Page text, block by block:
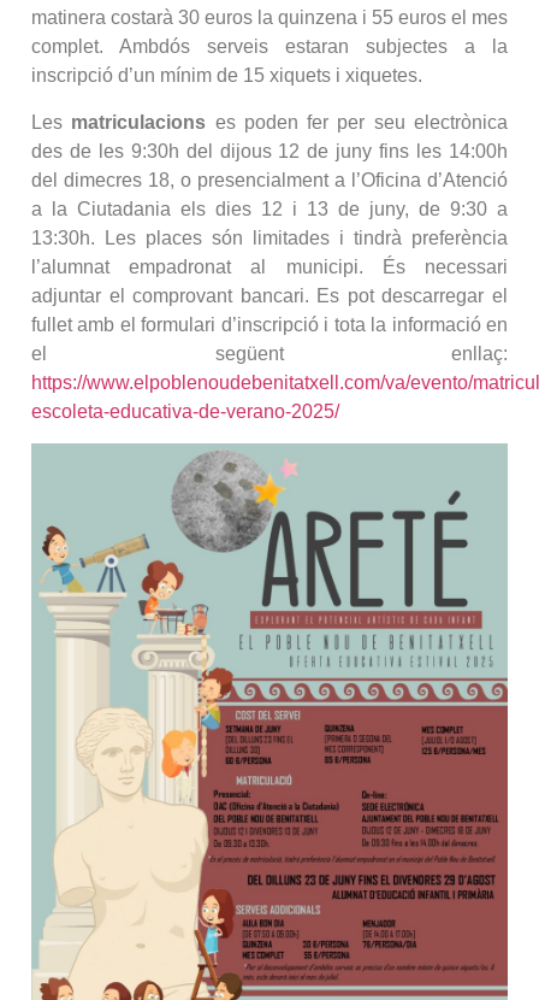
matinera costarà 30 euros la quinzena i 55 euros el mes
complet. Ambdós serveis estaran subjectes a la
inscripció d’un mínim de 15 xiquets i xiquetes.
Les matriculacions es poden fer per seu electrònica
des de les 9:30h del dijous 12 de juny fins les 14:00h
del dimecres 18, o presencialment a l’Oficina d’Atenció
a la Ciutadania els dies 12 i 13 de juny, de 9:30 a
13:30h. Les places són limitades i tindrà preferència
l’alumnat empadronat al municipi. És necessari
adjuntar el comprovant bancari. Es pot descarregar el
fullet amb el formulari d’inscripció i tota la informació en
el següent enllaç:
https://www.elpoblenoudebenitatxell.com/va/evento/
escoleta-educativa-de-verano-2025/